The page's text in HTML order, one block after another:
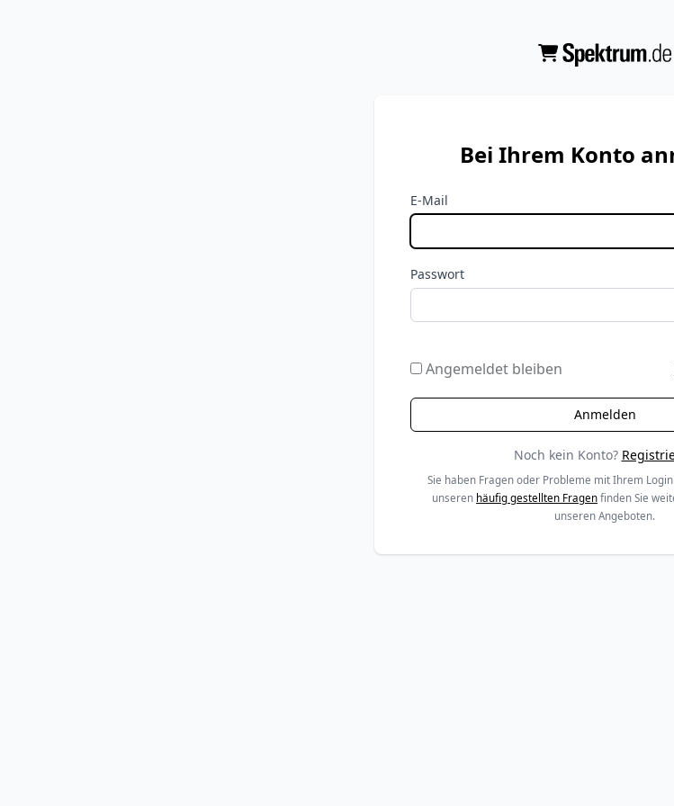
Bei Ihrem Konto
E-Mail
Passwort
Angemeldet bleiben
Noch kein Konto?
Sie haben Fragen oder Probleme mit Ihrem
unseren häufig gestellten Fragen finden Sie
unseren Angeboten.